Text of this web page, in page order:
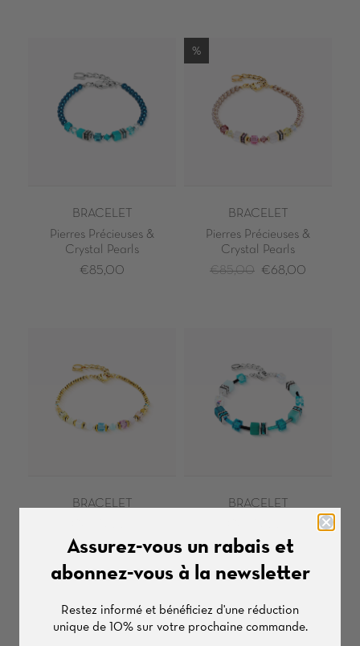
BRACELET
Pierres Précieuses &
Crystal Pearls
€85,00
%
BRACELET
Pierres Précieuses &
Crystal Pearls
€85,00
€68,00
BRACELET
€75,00
BRACELET
€85,00
Assurez-vous un rabais et
abonnez-vous à la newsletter
Restez informé et bénéficiez d'une réduction
unique de 10%sur votre prochaine commande.